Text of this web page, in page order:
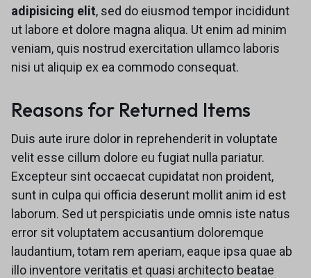
adipisicing elit, sed do eiusmod tempor incididunt
ut labore et dolore magna aliqua. Ut enim ad minim
veniam, quis nostrud exercitation ullamco laboris
nisi ut aliquip ex ea commodo consequat.
Reasons for Returned Items
Duis aute irure dolor in reprehenderit in voluptate
velit esse cillum dolore eu fugiat nulla pariatur.
Excepteur sint occaecat cupidatat non proident,
sunt in culpa qui officia deserunt mollit anim id est
laborum. Sed ut perspiciatis unde omnis iste natus
error sit voluptatem accusantium doloremque
laudantium, totam rem aperiam, eaque ipsa quae ab
illo inventore veritatis et quasi architecto beatae